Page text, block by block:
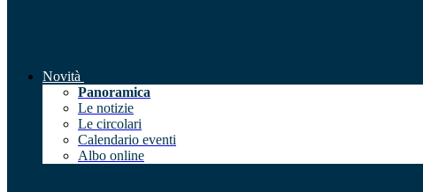
Novità
Panoramica
Le notizie
Le circolari
Calendario eventi
Albo online